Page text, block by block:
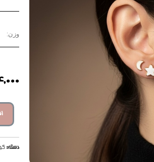
وزن:
دسته: